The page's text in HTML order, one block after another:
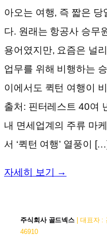
아오는 여행, 즉 짧은 당
다. 원래는 항공사 승무
용어였지만, 요즘은 널
업무를 위해 비행하는
이에서도 퀵턴 여행이
출처: 핀터레스트 40여
내 면세업계의 주류 마
서 ‘퀵턴 여행’ 열풍이
자세히 보기 →
주식회사 골드넥스 | 대표자 :
46910